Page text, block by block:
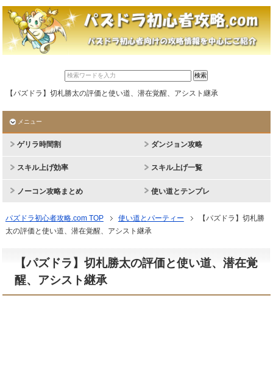
【パズドラ】切札勝太の評価と使い道、潜在覚醒、アシスト継承
メニュー
ゲリラ時間割 ダンジョン攻略
スキル上げ効率 スキル上げ一覧
ノーコン攻略まとめ 使い道とテンプレ
パズドラ初心者攻略.com TOP 使い道とパーティー
【パズドラ】切札勝
太の評価と使い道、潜在覚醒、アシスト継承
【パズドラ】切札勝太の評価と使い道、潜在覚
醒、アシスト継承